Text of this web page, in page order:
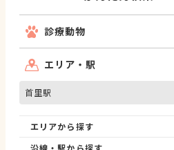
診療動物
エリア・駅
首里駅
エリアから探す
沿線・駅から探す